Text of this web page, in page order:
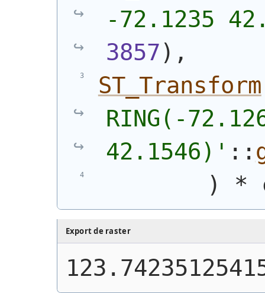
-72.1235
3857) ,
ST_Transform
RING(-
42.1546)' ::
)
*
Export de raster